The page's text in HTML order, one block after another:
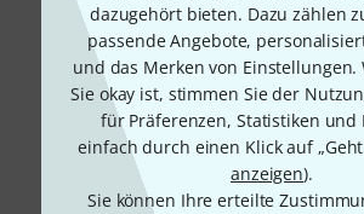
dazugehört bieten. Dazu zählen
passende Angebote,
und das Merken von Einstellungen.
Sie okay ist, stimmen Sie der
für Präferenzen, Statistiken und
einfach durch einen Klick auf
anzeigen).
Sie können Ihre erteilte